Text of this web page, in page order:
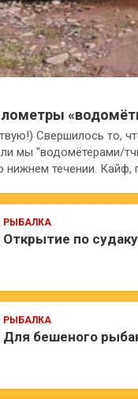
Свершилось то,
мы "водомётерами/
нижнем течении. Кайф,
РЫБАЛКА
Открытие по
РЫБАЛКА
Для бешеного